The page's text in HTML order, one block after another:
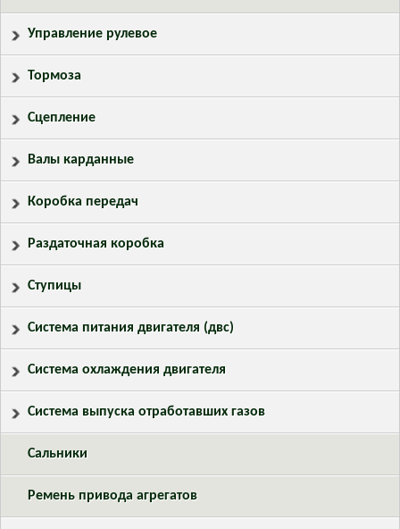
Управление рулевое
Тормоза
Сцепление
Валы карданные
Коробка передач
Раздаточная коробка
Ступицы
Система питания двигателя (двс)
Система охлаждения двигателя
Система выпуска отработавших газов
Сальники
Ремень привода агрегатов